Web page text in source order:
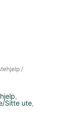
/
,
Sitte ute,